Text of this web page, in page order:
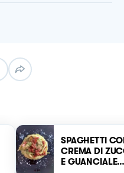
SPAGHETTI
CREMA DI
E GUANCIALE